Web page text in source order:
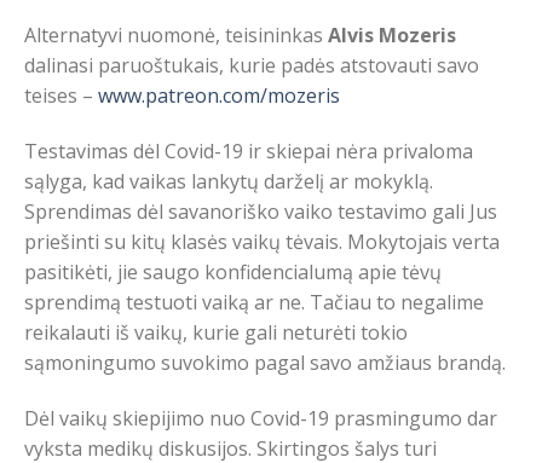
Alternatyvi nuomonė, teisininkas Alvis Mozeris
dalinasi paruoštukais, kurie padės atstovauti savo
teises – www.patreon.com/mozeris
Testavimas dėl Covid-19 ir skiepai nėra privaloma
sąlyga, kad vaikas lankytų darželį ar mokyklą.
Sprendimas dėl savanoriško vaiko testavimo gali Jus
priešinti su kitų klasės vaikų tėvais. Mokytojais verta
pasitikėti, jie saugo konfidencialumą apie tėvų
sprendimą testuoti vaiką ar ne. Tačiau to negalime
reikalauti iš vaikų, kurie gali neturėti tokio
sąmoningumo suvokimo pagal savo amžiaus brandą.
Dėl vaikų skiepijimo nuo Covid-19 prasmingumo dar
vyksta medikų diskusijos. Skirtingos šalys turi